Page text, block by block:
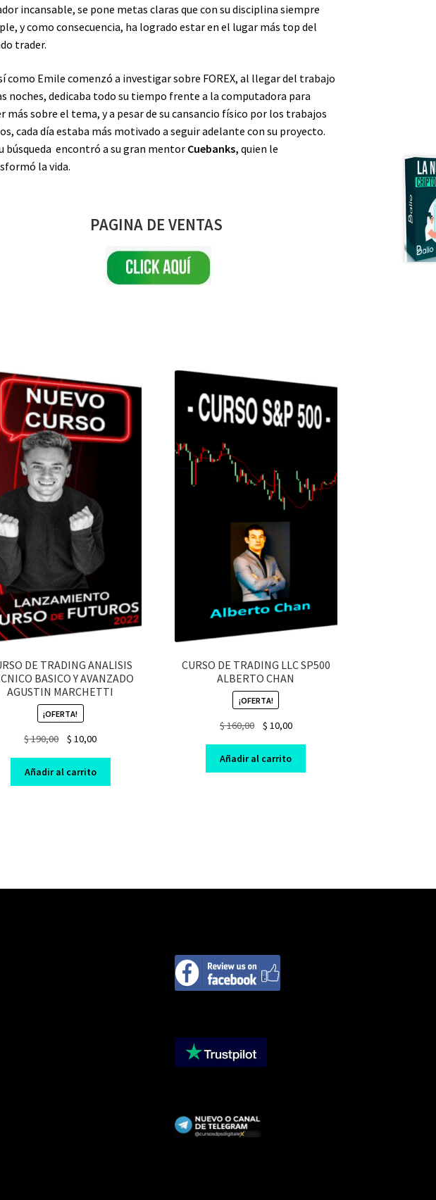
incansable, se pone metas claras que con su disciplina siempre
y como consecuencia, ha logrado estar en el lugar más top del
trader.
como Emile comenzó a investigar sobre FOREX, al llegar del trabajo
noches, dedicaba todo su tiempo frente a la computadora para
más sobre el tema, y a pesar de su cansancio físico por los trabajos
cada día estaba más motivado a seguir adelante con su proyecto.
búsqueda encontró a su gran mentor Cuebanks,quien le
la vida.
PAGINA DE VENTAS
DE TRADING ANALISIS
BASICO Y AVANZADO
AGUSTIN MARCHETTI
¡OFERTA!
$190,00
Original
was:
$ 190,00.
$ 10,00Current
is:
$ 10,00.
Añadir al carrito
CURSO DE TRADING LLC SP500
ALBERTO CHAN
¡OFERTA!
$160,00
Original
was:
$ 160,00.
$ 10,00Current
is:
$ 10,00.
Añadir al carrito